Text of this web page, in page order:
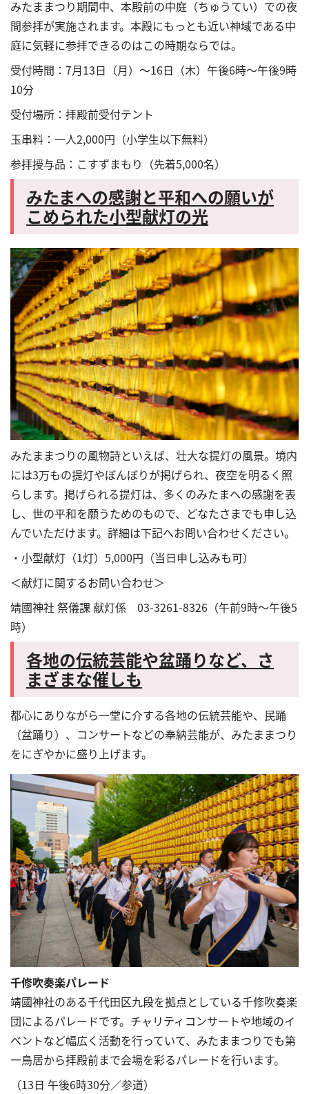
みたままつり期間中、本殿前の中庭（ちゅうてい）での夜
間参拝が実施されます。本殿にもっとも近い神域である中
庭に気軽に参拝できるのはこの時期ならでは。
受付時間：7月13日（月）～16日（木）午後6時～午後9時
10分
受付場所：拝殿前受付テント
玉串料：一人2,000円（小学生以下無料）
参拝授与品：こすずまもり（先着5,000名）
みたまへの感謝と平和への願いが
こめられた小型献灯の光
みたままつりの風物詩といえば、壮大な提灯の風景。境内
には3万もの提灯やぼんぼりが掲げられ、夜空を明るく照
らします。掲げられる提灯は、多くのみたまへの感謝を表
し、世の平和を願うためのもので、どなたさまでも申し込
んでいただけます。詳細は下記へお問い合わせください。
・小型献灯（1灯）5,000円（当日申し込みも可）
＜献灯に関するお問い合わせ＞
靖國神社 祭儀課 献灯係 03-3261-8326（午前9時～午後5
時）
各地の伝統芸能や盆踊りなど、さ
まざまな催しも
都心にありながら一堂に介する各地の伝統芸能や、民踊
（盆踊り）、コンサートなどの奉納芸能が、みたままつり
をにぎやかに盛り上げます。
千修吹奏楽パレード
靖國神社のある千代田区九段を拠点としている千修吹奏楽
団によるパレードです。チャリティコンサートや地域のイ
ベントなど幅広く活動を行っていて、みたままつりでも第
一鳥居から拝殿前まで会場を彩るパレードを行います。
（13日 午後6時30分／参道）